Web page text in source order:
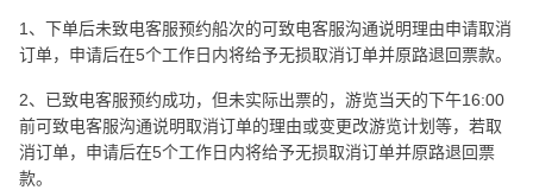
1、下单后未致电客服预约船次的可致电客服沟通说明理由申请取消
订单，申请后在5个工作日内将给予无损取消订单并原路退回票款。
2、已致电客服预约成功，但未实际出票的，游览当天的下午16:00
前可致电客服沟通说明取消订单的理由或变更改游览计划等，若取
消订单，申请后在5个工作日内将给予无损取消订单并原路退回票
款。